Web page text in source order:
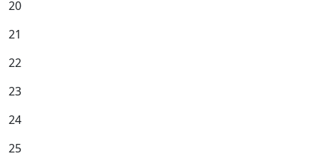
20
21
22
23
24
25